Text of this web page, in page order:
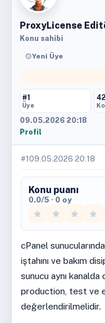
ProxyLicense
Konu sahibi
Yeni Üye
#1
Üye
09.05.2026 20:18
Profil
#1 09.05.2026 20:18
Konu puanı
0.0/5 · 0 oy
cPanel
iştahını ve bakım
sunucu aynı
production, test ve
değerlendirilmelidir.